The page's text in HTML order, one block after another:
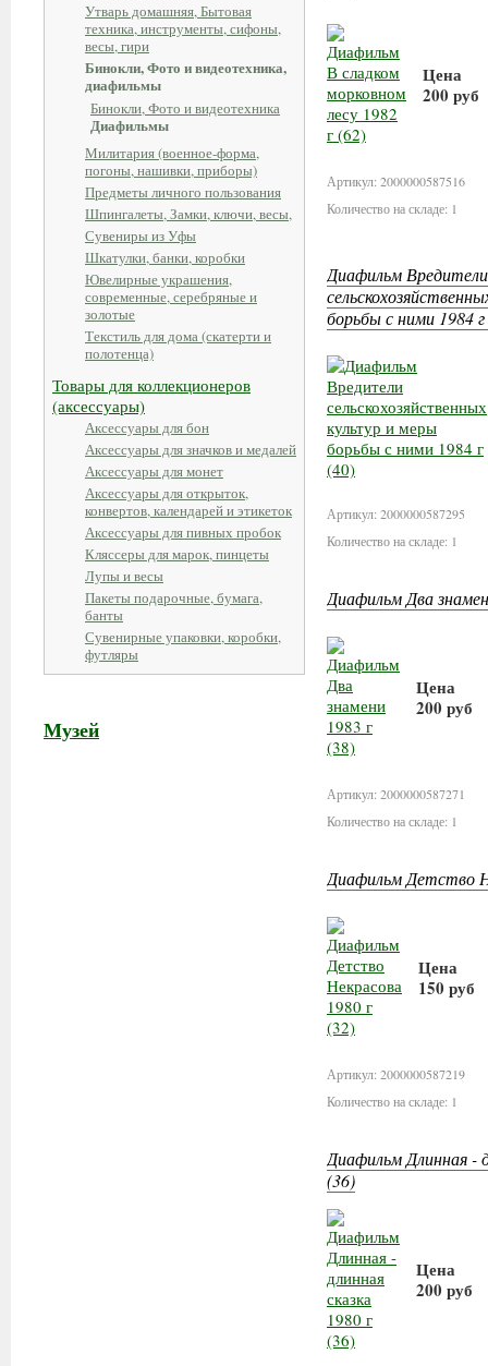
Утварь домашняя, Бытовая
техника, инструменты, сифоны,
весы, гири
Бинокли, Фото и видеотехника,
диафильмы
Бинокли, Фото и видеотехника
Диафильмы
Милитария (военное-форма,
погоны, нашивки, приборы)
Предметы личного пользования
Шпингалеты, Замки, ключи, весы,
Сувениры из Уфы
Шкатулки, банки, коробки
Ювелирные украшения,
современные, серебряные и
золотые
Текстиль для дома (скатерти и
полотенца)
Товары для коллекционеров
(аксессуары)
Аксессуары для бон
Аксессуары для значков и медалей
Аксессуары для монет
Аксессуары для открыток,
конвертов, календарей и этикеток
Аксессуары для пивных пробок
Кляссеры для марок, пинцеты
Лупы и весы
Пакеты подарочные, бумага,
банты
Сувенирные упаковки, коробки,
футляры
Музей
Цена
200 руб
Артикул: 2000000587516
Количество на складе: 1
Диафильм Вредители
борьбы с ними 1984
Артикул: 2000000587295
Количество на складе: 1
Диафильм Два
Цена
200 руб
Артикул: 2000000587271
Количество на складе: 1
Диафильм Детство
Цена
150 руб
Артикул: 2000000587219
Количество на складе: 1
Диафильм Длинная -
(36)
Цена
200 руб